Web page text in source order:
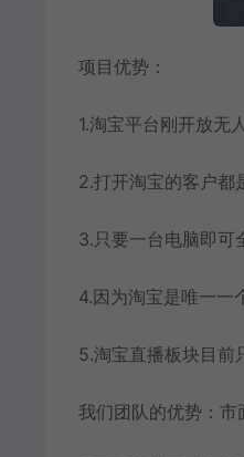
项目优势：
1.淘宝平台刚开放无
2.打开淘宝的客户都
3.只要一台电脑即可
4.因为淘宝是唯一一
5.淘宝直播板块目前
我们团队的优势：